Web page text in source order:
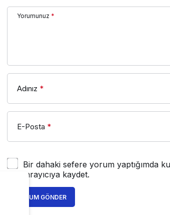
Yorumunuz *
Adınız *
E-Posta *
Bir dahaki sefere yorum yaptığımda
tarayıcıya kaydet.
YORUM GÖNDER